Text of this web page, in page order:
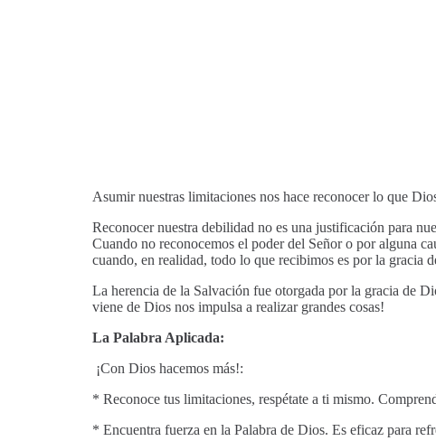
Asumir nuestras limitaciones nos hace reconocer lo que
Reconocer nuestra debilidad no es una justificación para
Cuando no reconocemos el poder del Señor o por alguna
cuando, en realidad, todo lo que recibimos es por la gracia
La herencia de la Salvación fue otorgada por la gracia de
viene de Dios nos impulsa a realizar grandes cosas!
La Palabra Aplicada:
¡Con Dios hacemos más!:
* Reconoce tus limitaciones, respétate a ti mismo.
* Encuentra fuerza en la Palabra de Dios. Es eficaz para